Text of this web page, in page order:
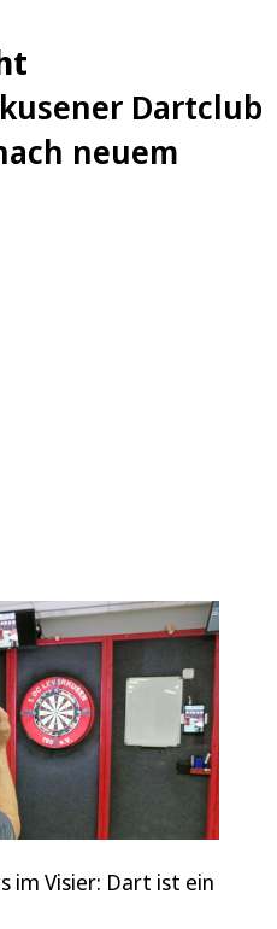
Dartclub
neuem
im Visier: Dart ist ein